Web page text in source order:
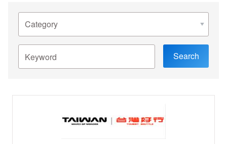
当サイトについて
サイトマップ 中文版
ไทย Bahasa indonesia
選
擇
類
關
鍵
字